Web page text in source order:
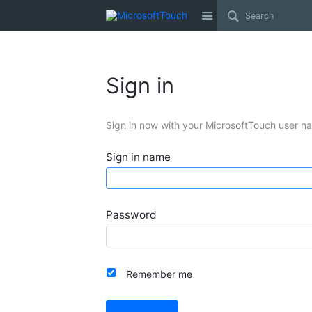
Site
Sign in
Sign in now with your MicrosoftTouch user
Sign in name
Password
Remember me